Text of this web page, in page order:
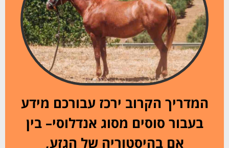
המדריך הקרוב ירכז עבורכם מידע
בעבור סוסים מסוג אנדלוסי– בין
אם בהיסטוריה של הגזע,